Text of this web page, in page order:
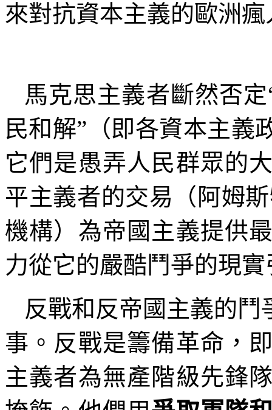
來對抗資本主義的歐洲瘋
馬克思主義者斷然否定
民和解” （即各資本主
它們是愚弄人民群眾的
平主義者的交易（阿姆
機構）為帝國主義提供
力從它的嚴酷鬥爭的現
反戰和反帝國主義的鬥
事。反戰是籌備革命，
主義者為無產階級先鋒